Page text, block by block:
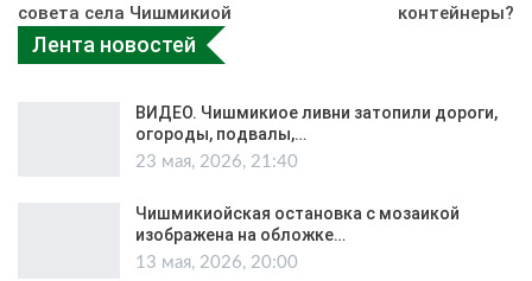
совета села Чишмикиой
контейнеры?
Лента новостей
ВИДЕО. Чишмикиое ливни затопили дороги,
огороды, подвалы,…
23 мая, 2026, 21:40
Чишмикиойская остановка с мозаикой
изображена на обложке…
13 мая, 2026, 20:00